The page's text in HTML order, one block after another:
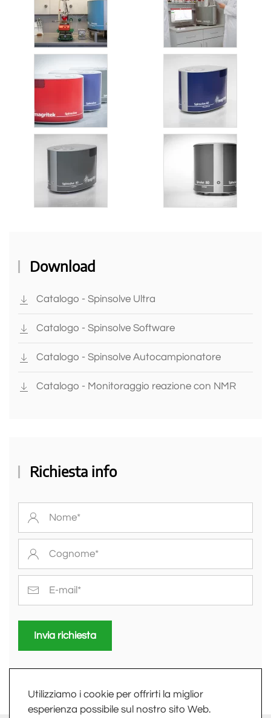
Utilizziamo i cookie per offrirti la miglior
esperienza possibile sul nostro sito Web.
Download
Catalogo - Spinsolve Ultra
Catalogo - Spinsolve Software
Catalogo - Spinsolve Autocampionatore
Catalogo - Monitoraggio reazione con NMR
Richiesta info
Invia richiesta